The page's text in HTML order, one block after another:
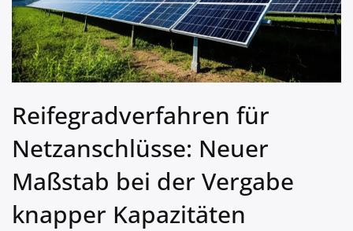
Reifegradverfahren für
Netzanschlüsse: Neuer
Maßstab bei der Vergabe
knapper Kapazitäten